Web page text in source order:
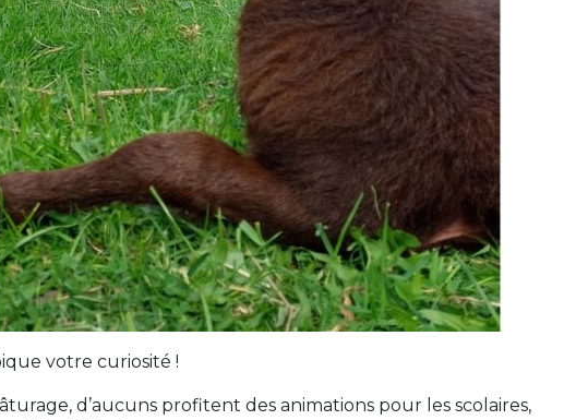
votre curiosité !
d’aucuns profitent des animations pour les scolaires,